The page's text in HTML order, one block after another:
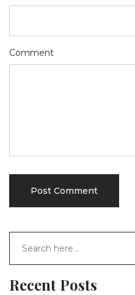
Comment
Recent Posts